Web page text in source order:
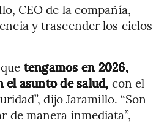
CEO de la compañía,
y trascender los ciclos
tengamos en 2026,
el asunto de salud, con el
dijo Jaramillo. “Son
de manera inmediata”,